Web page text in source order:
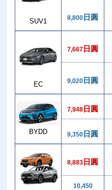
SUV1 8,800 日圓
EC
7,667 日圓
9,020 日圓
BYDD
7,948 日圓
9,350 日圓
8,883 日圓
10,450